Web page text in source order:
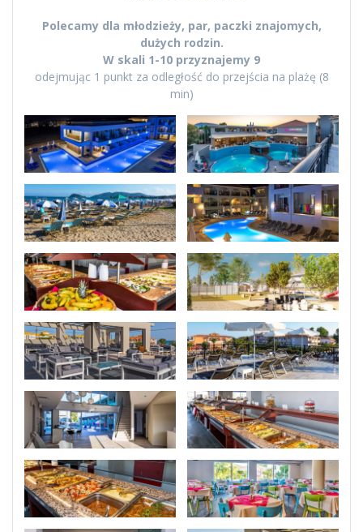
Polecamy dla młodzieży, par, paczki znajomych,
dużych rodzin.
W skali 1-10 przyznajemy 9
odejmując 1 punkt za odległość do przejścia na plażę (8
min)